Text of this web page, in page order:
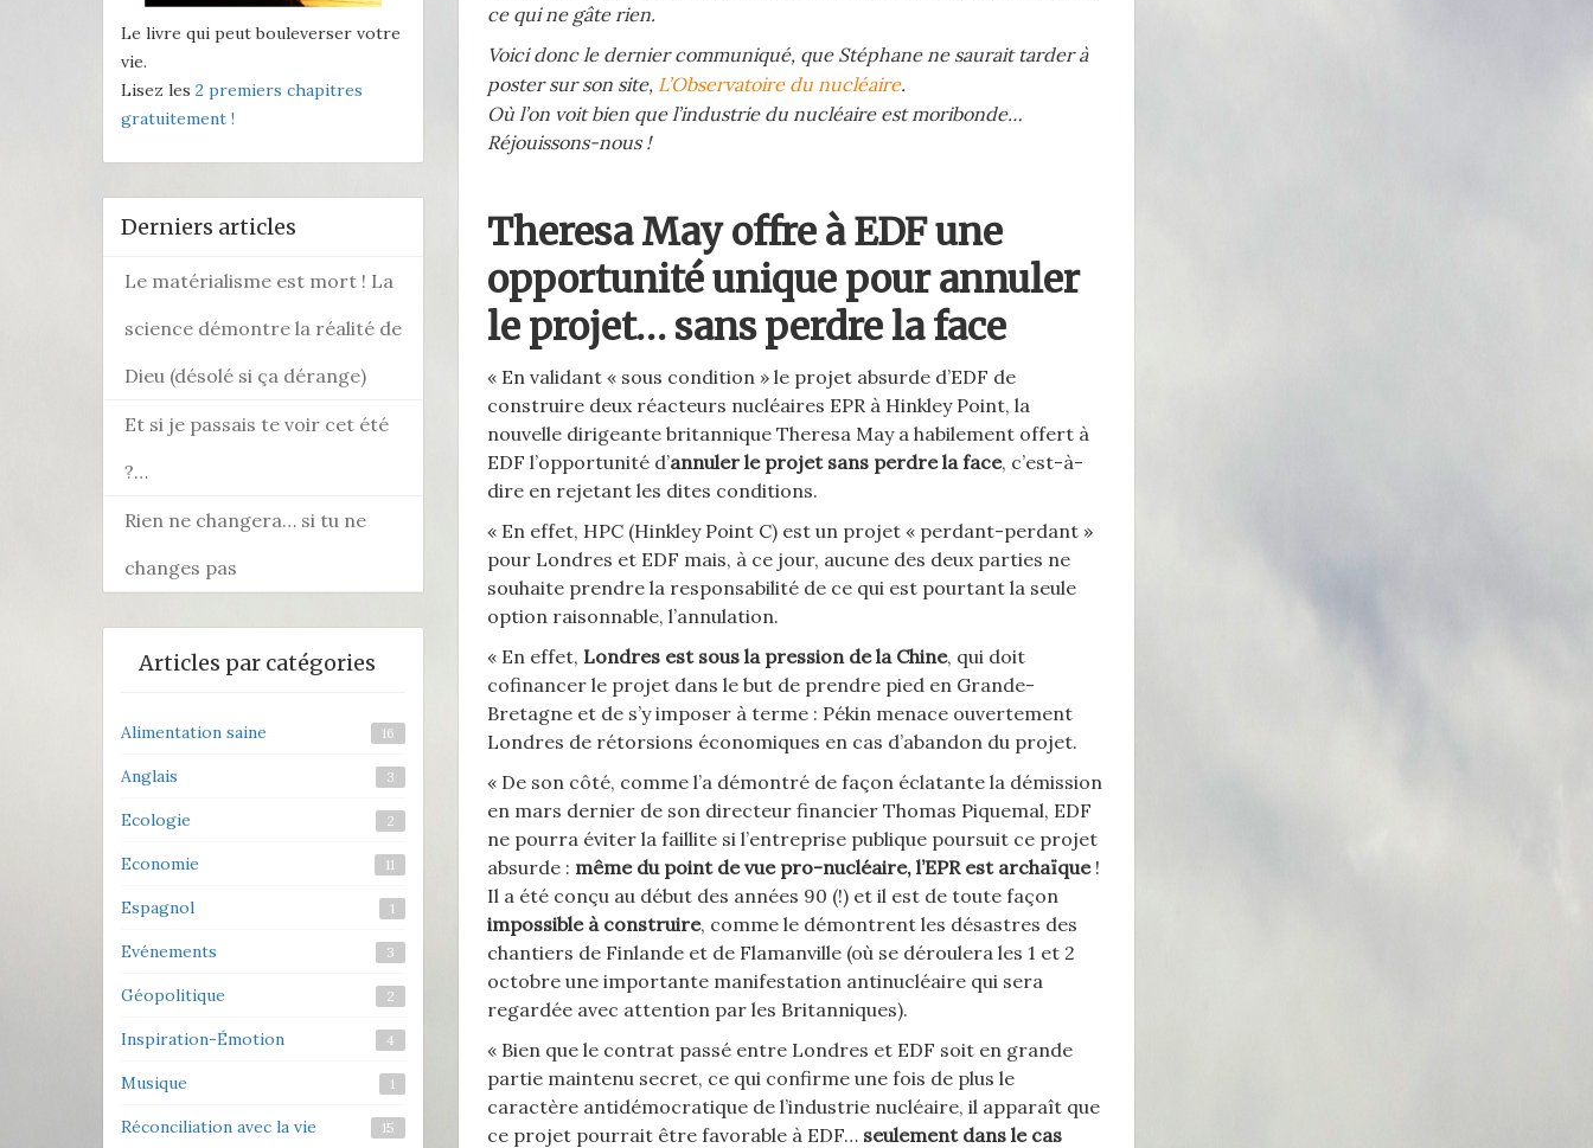
ce qui ne gâte rien.
Voici donc le dernier communiqué, que Stéphane ne saurait tarder à
poster sur son site, L’Observatoire du nucléaire.
Où l’on voit bien que l’industrie du nucléaire est moribonde…
Réjouissons-nous !
Theresa May offre à EDF une
opportunité unique pour annuler
le projet… sans perdre la face
« En validant « sous condition » le projet absurde d’EDF de
construire deux réacteurs nucléaires EPR à Hinkley Point, la
nouvelle dirigeante britannique Theresa May a habilement offert à
EDF l’opportunité d’annuler le projet sans perdre la face, c’est-à-
dire en rejetant les dites conditions.
« En effet, HPC (Hinkley Point C) est un projet « perdant-perdant »
pour Londres et EDF mais, à ce jour, aucune des deux parties ne
souhaite prendre la responsabilité de ce qui est pourtant la seule
option raisonnable, l’annulation.
« En effet, Londres est sous la pression de la Chine, qui doit
cofinancer le projet dans le but de prendre pied en Grande-
Bretagne et de s’y imposer à terme : Pékin menace ouvertement
Londres de rétorsions économiques en cas d’abandon du projet.
« De son côté, comme l’a démontré de façon éclatante la démission
en mars dernier de son directeur financier Thomas Piquemal, EDF
ne pourra éviter la faillite si l’entreprise publique poursuit ce projet
absurde : même du point de vue pro-nucléaire, l’EPR est archaïque!
Il a été conçu au début des années 90 (!) et il est de toute façon
impossible à construire, comme le démontrent les désastres des
chantiers de Finlande et de Flamanville (où se déroulera les 1 et 2
octobre une importante manifestation antinucléaire qui sera
regardée avec attention par les Britanniques).
« Bien que le contrat passé entre Londres et EDF soit en grande
partie maintenu secret, ce qui confirme une fois de plus le
caractère antidémocratique de l’industrie nucléaire, il apparaît que
ce projet pourrait être favorable à EDF… seulement dans le cas
Le livre qui peut bouleverser votre
vie.
Lisez les 2 premiers chapitres
gratuitement !
Derniers articles
Le matérialisme est mort ! La
science démontre la réalité de
Dieu (désolé si ça dérange)
Et si je passais te voir cet été
?…
Rien ne changera… si tu ne
changes pas
Articles par catégories
Alimentation saine 16
Anglais 3
Ecologie 2
Economie 11
Espagnol 1
Evénements 3
Géopolitique 2
Inspiration-Émotion 4
Musique 1
Réconciliation avec la vie 15